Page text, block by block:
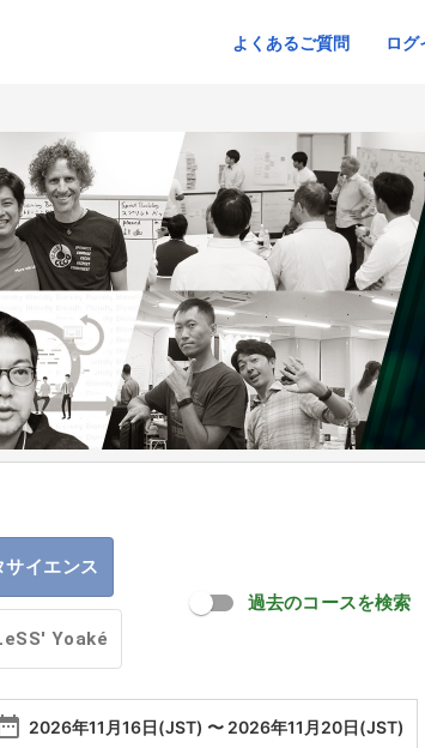
よくあるご質問 ログ
サイエンス
Yoaké
過去のコースを検索
2026年11月16日(JST) 〜 2026年11月20日(JST)